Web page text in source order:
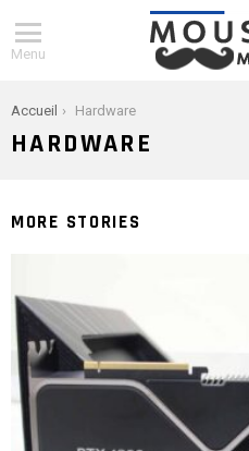
Menu
You are here:
Accueil Hardware
HARDWARE
MORE STORIES